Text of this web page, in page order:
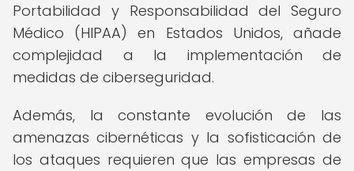
Portabilidad y Responsabilidad del Seguro
Médico (HIPAA) en Estados Unidos, añade
complejidad a la implementación de
medidas de ciberseguridad.
Además, la constante evolución de las
amenazas cibernéticas y la sofisticación de
los ataques requieren que las empresas de